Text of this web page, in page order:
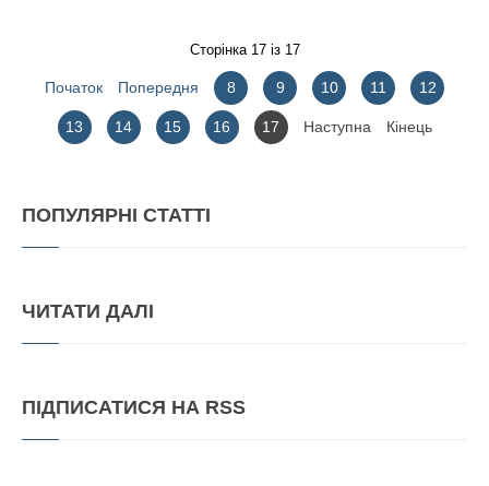
Сторінка 17 із 17
Початок Попередня 8 9 10 11 12
13 14 15 16 17 Наступна Кінець
ПОПУЛЯРНІ СТАТТІ
ЧИТАТИ ДАЛІ
ПІДПИСАТИСЯ НА RSS